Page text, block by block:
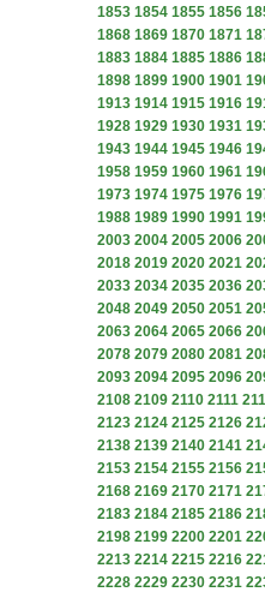
1853 1854 1855 1856
1868 1869 1870 1871
1883 1884 1885 1886
1898 1899 1900 1901
1913 1914 1915 1916
1928 1929 1930 1931
1943 1944 1945 1946
1958 1959 1960 1961
1973 1974 1975 1976
1988 1989 1990 1991
2003 2004 2005 2006
2018 2019 2020 2021
2033 2034 2035 2036
2048 2049 2050 2051
2063 2064 2065 2066
2078 2079 2080 2081
2093 2094 2095 2096
2108 2109 2110 2111
2123 2124 2125 2126
2138 2139 2140 2141
2153 2154 2155 2156
2168 2169 2170 2171
2183 2184 2185 2186
2198 2199 2200 2201
2213 2214 2215 2216
2228 2229 2230 2231